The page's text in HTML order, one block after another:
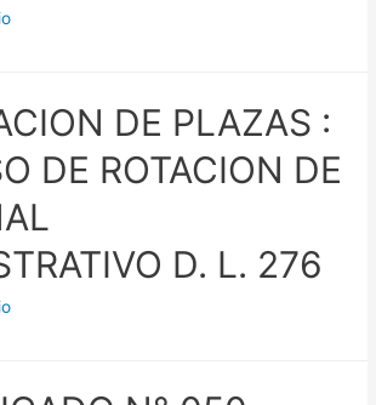
DE PLAZAS :
DE ROTACION DE
D. L. 276